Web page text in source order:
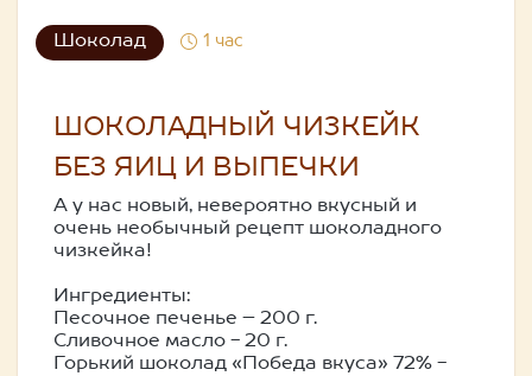
Шоколад 1 час
ШОКОЛАДНЫЙ ЧИЗКЕЙК
БЕЗ ЯИЦ И ВЫПЕЧКИ
А у нас новый, невероятно вкусный и
очень необычный рецепт шоколадного
чизкейка!
Ингредиенты:
Песочное печенье – 200 г.
Сливочное масло - 20 г.
Горький шоколад «Победа вкуса» 72% -